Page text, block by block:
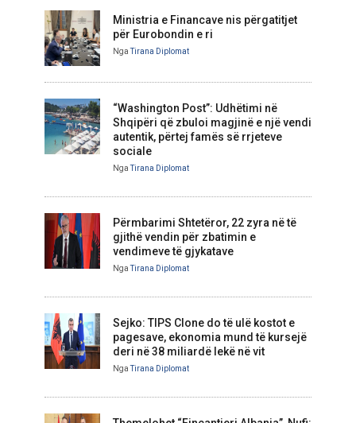
Ministria e Financave nis përgatitjet
për Eurobondin e ri
Nga Tirana Diplomat
“Washington Post”: Udhëtimi në
Shqipëri që zbuloi magjinë e një vendi
autentik, përtej famës së rrjeteve
sociale
Nga Tirana Diplomat
Përmbarimi Shtetëror, 22 zyra në të
gjithë vendin për zbatimin e
vendimeve të gjykatave
Nga Tirana Diplomat
Sejko: TIPS Clone do të ulë kostot e
pagesave, ekonomia mund të kursejë
deri në 38 miliardë lekë në vit
Nga Tirana Diplomat